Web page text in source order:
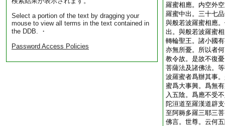
Select a portion of the text by dragging your
mouse to view all terms in the text contained in
the DDB. ・
Password Access Policies
羅蜜相應。内空外
羅蜜中出。三十七
與般若波羅蜜相應
出。與般若波羅蜜
轉輪聖王。諸小國
亦無所憂。所以者
教令故。是故不復
菩薩法及諸佛法。
波羅蜜者爲辦其事
蜜爲大事興。爲無
入五陰。爲應不受
陀洹道至羅漢道辟
至阿耨多羅三耶三
佛言。世尊。云何